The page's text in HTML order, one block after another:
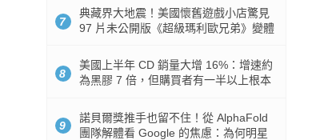
7
典藏界大地震！美國懷舊遊戲小店驚見
97 片未公開版《超級瑪利歐兄弟》變體
8
美國上半年 CD 銷量大增 16%：增速約
為黑膠 7 倍，但購買者有一半以上根本
9
諾貝爾獎推手也留不住！從 AlphaFold
團隊解體看 Google 的焦慮：為何明星